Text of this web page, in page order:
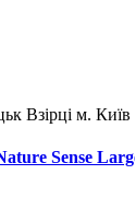
Взірці м. Київ
Sense